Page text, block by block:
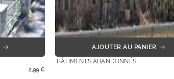
2,99 €
AJOUTER AU PANIER
BÂTIMENTS ABANDONNÉS